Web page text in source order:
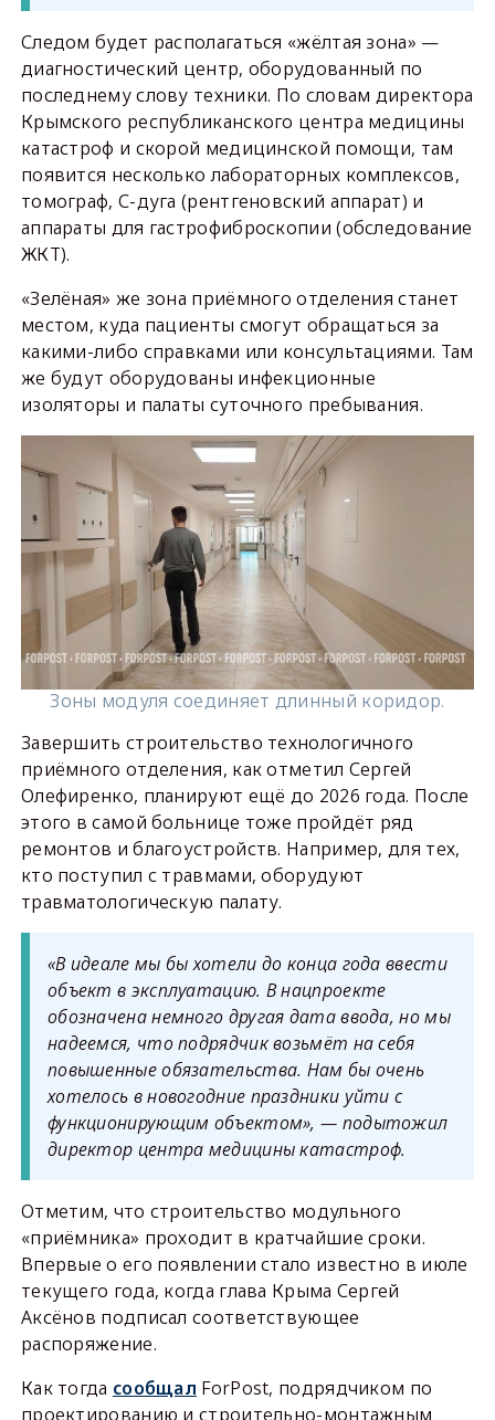
Следом будет располагаться «жёлтая зона» —
диагностический центр, оборудованный по
последнему слову техники. По словам директора
Крымского республиканского центра медицины
катастроф и скорой медицинской помощи, там
появится несколько лабораторных комплексов,
томограф, С-дуга (рентгеновский аппарат) и
аппараты для гастрофиброскопии (обследование
ЖКТ).
«Зелёная» же зона приёмного отделения станет
местом, куда пациенты смогут обращаться за
какими-либо справками или консультациями. Там
же будут оборудованы инфекционные
изоляторы и палаты суточного пребывания.
Зоны модуля соединяет длинный коридор.
Завершить строительство технологичного
приёмного отделения, как отметил Сергей
Олефиренко, планируют ещё до 2026 года. После
этого в самой больнице тоже пройдёт ряд
ремонтов и благоустройств. Например, для тех,
кто поступил с травмами, оборудуют
травматологическую палату.
«В идеале мы бы хотели до конца года ввести
объект в эксплуатацию. В нацпроекте
обозначена немного другая дата ввода, но мы
надеемся, что подрядчик возьмёт на себя
повышенные обязательства. Нам бы очень
хотелось в новогодние праздники уйти с
функционирующим объектом», — подытожил
директор центра медицины катастроф.
Отметим, что строительство модульного
«приёмника» проходит в кратчайшие сроки.
Впервые о его появлении стало известно в июле
текущего года, когда глава Крыма Сергей
Аксёнов подписал соответствующее
распоряжение.
Как тогда сообщал ForPost, подрядчиком по
проектированию и строительно-монтажным